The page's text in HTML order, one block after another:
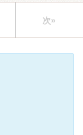
次»